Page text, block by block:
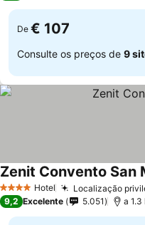
De € 107
Consulte os preços de 9
4 EstrelasHotel Localização
Zenit Convento San
9,2 Excelente 5.051 a 1.3